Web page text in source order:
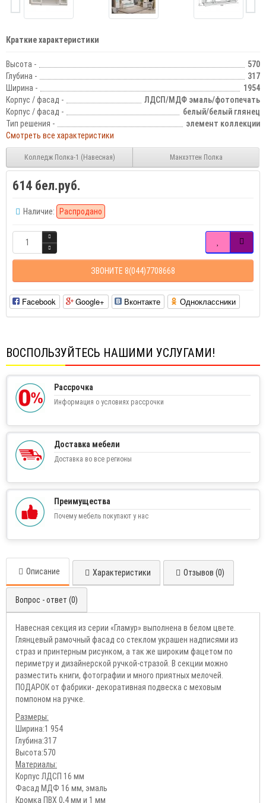
Краткие характеристики
Высота -
570
Глубина -
317
Ширина -
1954
Корпус / фасад -
ЛДСП/МДФ эмаль/фотопечать
Корпус / фасад -
белый/белый глянец
Тип решения -
элемент коллекции
Смотреть все характеристики
Колледж Полка-1 (Навесная) Манхэттен Полка
614 бел.руб.
Наличие: Распродано
ЗВОНИТЕ 8(044)7708668
Facebook Google+ Вконтакте Одноклассники
ВОСПОЛЬЗУЙТЕСЬ НАШИМИ УСЛУГАМИ!
Рассрочка
Информация о условиях рассрочки
Доставка мебели
Доставка во все регионы
Преимущества
Почему мебель покупают у нас
Описание Характеристики Отзывов (0)
Вопрос - ответ (0)
Навесная секция из серии «Гламур» выполнена в белом цвете.
Глянцевый рамочный фасад со стеклом украшен надписями из
страз и принтерным рисунком, а так же широким фацетом по
периметру и дизайнерской ручкой-стразой. В секции можно
разместить книги, фотографии и много приятных мелочей.
ПОДАРОК от фабрики- декоративная подвеска с меховым
помпоном на ручке.
Размеры:
Ширина:1 954
Глубина:317
Высота:570
Материалы:
Корпус ЛДСП 16 мм
Фасад МДФ 16 мм, эмаль
Кромка ПВХ 0,4 мм и 1 мм